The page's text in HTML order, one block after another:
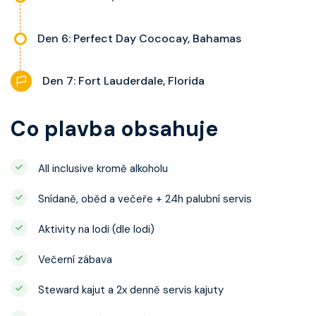
Den 6: Perfect Day Cococay, Bahamas
Den 7: Fort Lauderdale, Florida
Co plavba obsahuje
All inclusive kromě alkoholu
Snídaně, oběd a večeře + 24h palubní servis
Aktivity na lodi (dle lodi)
Večerní zábava
Steward kajut a 2x denně servis kajuty